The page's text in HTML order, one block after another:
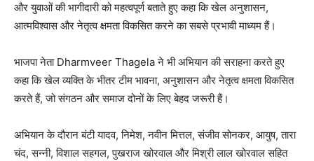
और युवाओं की भागीदारी को महत्वपूर्ण बताते हुए कहा कि खेल अनुशासन,
आत्मविश्वास और नेतृत्व क्षमता विकसित करने का सबसे प्रभावी माध्यम हैं।
भाजपा नेता Dharmveer Thagela ने भी अभियान की सराहना करते हुए
कहा कि खेल व्यक्ति के भीतर टीम भावना, अनुशासन और नेतृत्व क्षमता विकसित
करते हैं, जो संगठन और समाज दोनों के लिए बेहद जरूरी हैं।
अभियान के दौरान बंटी यादव, निमेश, नवीन मित्तल, संजीव सोनकर, आयुष, तारा
चंद, सन्नी, विशाल सहगल, पुखराज खोरवाल और मिश्री लाल खोरवाल सहित